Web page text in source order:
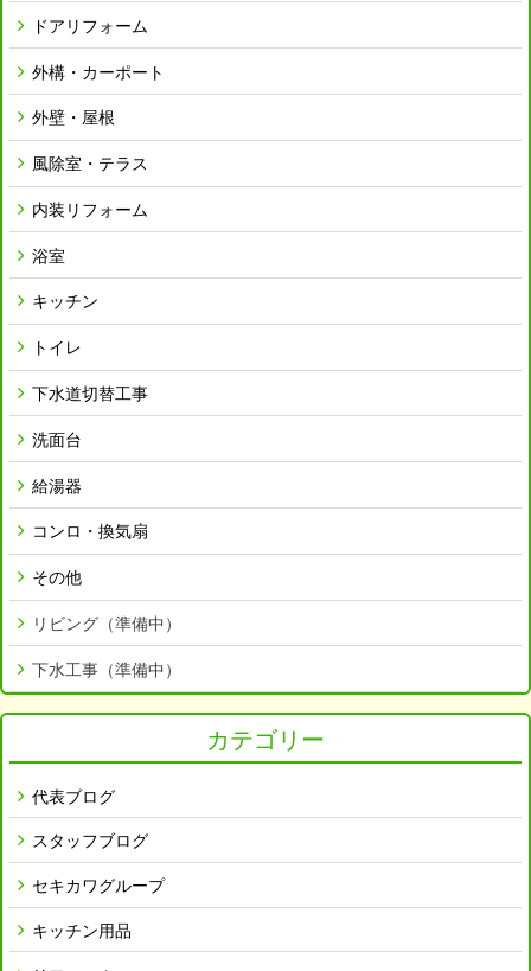
ドアリフォーム
外構・カーポート
外壁・屋根
風除室・テラス
内装リフォーム
浴室
キッチン
トイレ
下水道切替工事
洗面台
給湯器
コンロ・換気扇
その他
リビング（準備中）
下水工事（準備中）
カテゴリー
代表ブログ
スタッフブログ
セキカワグループ
キッチン用品